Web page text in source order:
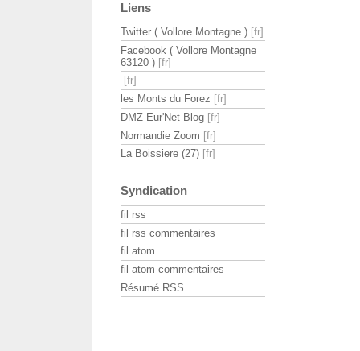
Liens
Twitter ( Vollore Montagne )
Facebook ( Vollore Montagne
63120 )
les Monts du Forez
DMZ Eur'Net Blog
Normandie Zoom
La Boissiere (27)
Syndication
fil rss
fil rss commentaires
fil atom
fil atom commentaires
Résumé RSS